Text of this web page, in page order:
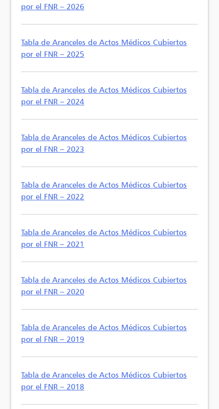
por el FNR – 2026
Tabla de Aranceles de Actos Médicos Cubiertos
por el FNR – 2025
Tabla de Aranceles de Actos Médicos Cubiertos
por el FNR – 2024
Tabla de Aranceles de Actos Médicos Cubiertos
por el FNR – 2023
Tabla de Aranceles de Actos Médicos Cubiertos
por el FNR – 2022
Tabla de Aranceles de Actos Médicos Cubiertos
por el FNR – 2021
Tabla de Aranceles de Actos Médicos Cubiertos
por el FNR – 2020
Tabla de Aranceles de Actos Médicos Cubiertos
por el FNR – 2019
Tabla de Aranceles de Actos Médicos Cubiertos
por el FNR – 2018